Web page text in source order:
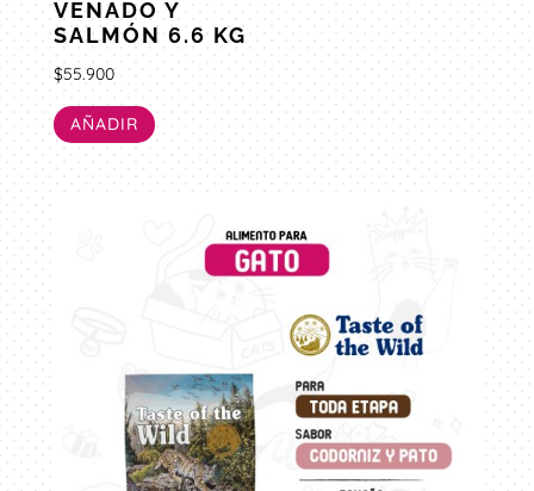
VENADO Y
SALMÓN 6.6 KG
$55.900
AÑADIR